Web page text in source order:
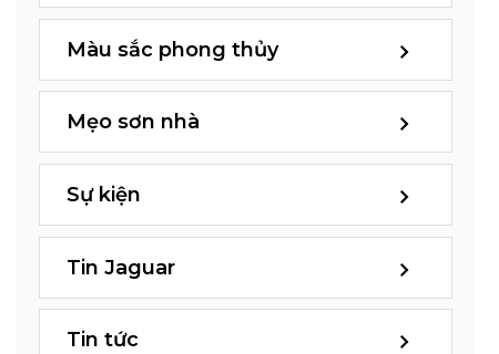
Màu sắc phong thủy
Mẹo sơn nhà
Sự kiện
Tin Jaguar
Tin tức